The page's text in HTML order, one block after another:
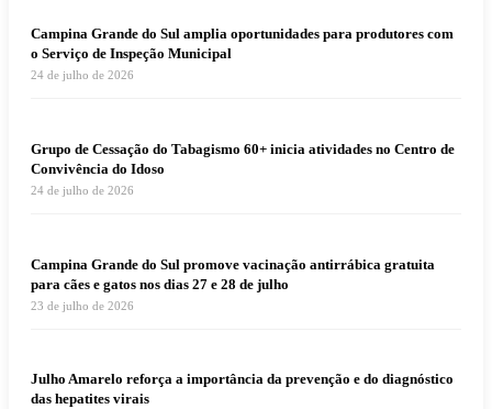
Campina Grande do Sul amplia oportunidades para produtores com
o Serviço de Inspeção Municipal
24 de julho de 2026
Grupo de Cessação do Tabagismo 60+ inicia atividades no Centro de
Convivência do Idoso
24 de julho de 2026
Campina Grande do Sul promove vacinação antirrábica gratuita
para cães e gatos nos dias 27 e 28 de julho
23 de julho de 2026
Julho Amarelo reforça a importância da prevenção e do diagnóstico
das hepatites virais